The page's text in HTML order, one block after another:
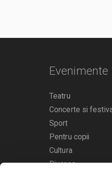
Evenimente
Teatru
Concerte si
Sport
Pentru copii
Cultura
Diverse